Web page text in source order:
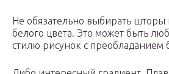
Не обязательно выбирать шторы
белого цвета. Это может быть
стилю рисунок с преобладанием